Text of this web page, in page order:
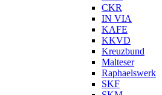
CKR
IN VIA
KAFE
KKVD
Kreuzbund
Malteser
Raphaelswerk
SKF